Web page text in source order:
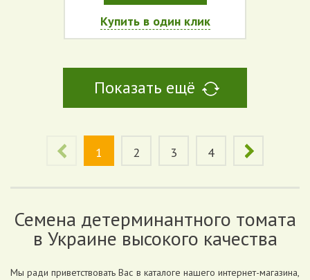
Купить в один клик
Показать ещё
1 2 3 4
Семена детерминантного томата
в Украине высокого качества
Мы ради приветствовать Вас в каталоге нашего интернет-магазина,